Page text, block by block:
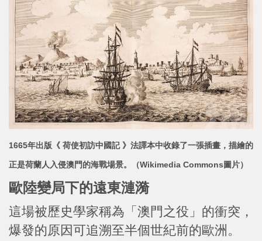
1665年出版《 荷使初訪中國記 》法譯本中收錄了一張插畫，描繪的
正是荷蘭人入侵澳門的海戰場景。 （Wikimedia Commons圖片）
歐陸變局下的遠東漣漪
這場被歷史學家稱為「澳門之役」的衝突，
爆發的原因可追溯至半個世紀前的歐洲。